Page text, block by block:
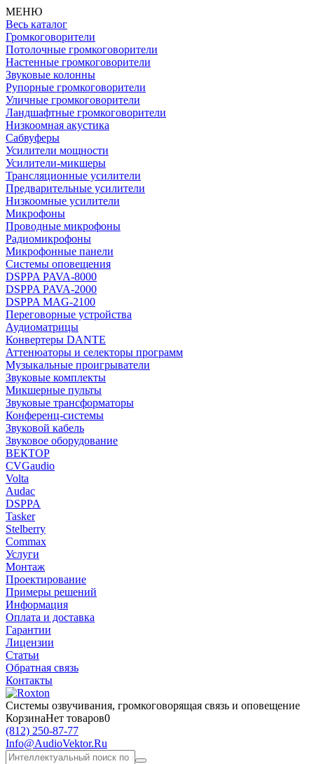
МЕНЮ
Весь каталог
Громкоговорители
Потолочные громкоговорители
Настенные громкоговорители
Звуковые колонны
Рупорные громкоговорители
Уличные громкоговорители
Ландшафтные громкоговорители
Низкоомная акустика
Сабвуферы
Усилители мощности
Усилители-микшеры
Трансляционные усилители
Предварительные усилители
Низкоомные усилители
Микрофоны
Проводные микрофоны
Радиомикрофоны
Микрофонные панели
Системы оповещения
DSPPA PAVA-8000
DSPPA PAVA-2000
DSPPA MAG-2100
Переговорные устройства
Аудиоматрицы
Конвертеры DANTE
Аттенюаторы и селекторы программ
Музыкальные проигрыватели
Звуковые комплекты
Микшерные пульты
Звуковые трансформаторы
Конференц-системы
Звуковой кабель
Звуковое оборудование
ВЕКТОР
CVGaudio
Volta
Audac
DSPPA
Tasker
Stelberry
Commax
Услуги
Монтаж
Проектирование
Примеры решений
Информация
Оплата и доставка
Гарантии
Лицензии
Статьи
Обратная связь
Контакты
Системы озвучивания, громкоговорящая связь и оповещение
КорзинаНет товаров0
(812) 250-87-77
Info@AudioVektor.Ru